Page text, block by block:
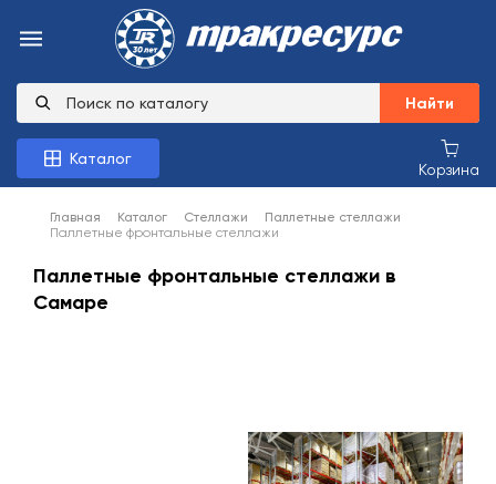
Найти
Каталог
Корзина
Главная Каталог Стеллажи
Паллетные стеллажи
Паллетные фронтальные стеллажи
Паллетные фронтальные стеллажи в
Самаре